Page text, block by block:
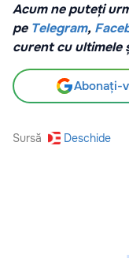
Acum ne puteți
pe Telegram,
curent cu ultimele
Abonați-
Sursă Deschide